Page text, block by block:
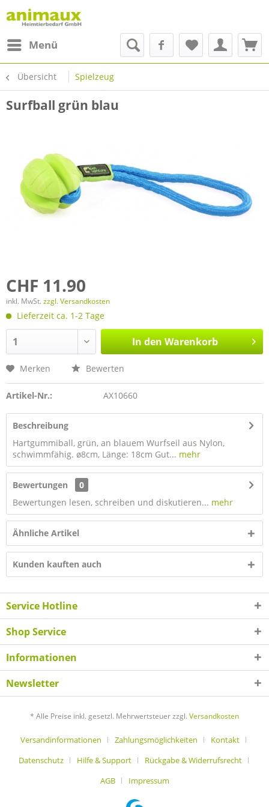
Menü
Übersicht Spielzeug
Surfball grün blau
CHF 11.90
inkl. MwSt. zzgl. Versandkosten
Lieferzeit ca. 1-2 Tage
In den Warenkorb
Merken Bewerten
Artikel-Nr.: AX10660
Beschreibung
Hartgummiball, grün, an blauem Wurfseil aus Nylon,
schwimmfähig. ø8cm, Länge: 18cm Gut... mehr
Bewertungen
0
Bewertungen lesen, schreiben und diskutieren... mehr
Ähnliche Artikel
Kunden kauften auch
Service Hotline
Shop Service
Informationen
Newsletter
* Alle Preise inkl. gesetzl. Mehrwertsteuer zzgl. Versandkosten
Versandinformationen Zahlungsmöglichkeiten
Kontakt
Datenschutz
Hilfe & Support
Rückgabe & Widerrufsrecht
AGB
Impressum